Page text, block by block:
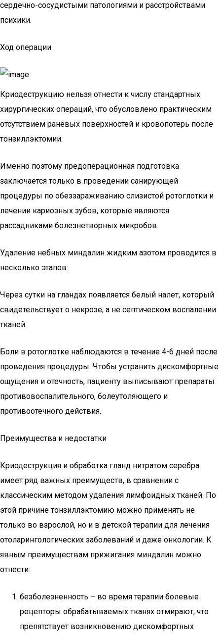
сердечно-сосудистыми патологиями и расстройствами
психики.
Ход операции
Криодеструкцию нельзя отнести к числу стандартных
хирургических операций, что обусловлено практическим
отсутствием раневых поверхностей и кровопотерь после
тонзиллэктомии.
Именно поэтому предоперационная подготовка
заключается только в проведении санирующей
процедуры по обеззараживанию слизистой ротоглотки и
лечении кариозных зубов, которые являются
рассадниками болезнетворных микробов.
Удаление небных миндалин жидким азотом проводится в
несколько этапов:
Через сутки на гландах появляется белый налет, который
свидетельствует о некрозе, а не септическом воспалении
тканей.
Боли в ротоглотке наблюдаются в течение 4-6 дней после
проведения процедуры. Чтобы устранить дискомфортные
ощущения и отечность, пациенту выписывают препараты
противовоспалительного, болеутоляющего и
противоотечного действия.
Преимущества и недостатки
Криодеструкция и обработка гланд нитратом серебра
имеет ряд важных преимуществ, в сравнении с
классическим методом удаления лимфоидных тканей. По
этой причине тонзиллэктомию можно применять не
только во взрослой, но и в детской терапии для лечения
отоларингологических заболеваний и даже онкологии. К
явным преимуществам прижигания миндалин можно
отнести:
безболезненность – во время терапии болевые
рецепторы обрабатываемых тканях отмирают, что
препятствует возникновению дискомфортных